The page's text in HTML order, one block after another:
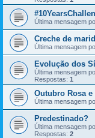
Última mensagem
Creche de
Última mensagem
Evolução dos
Última mensagem
Respostas: 1
Outubro Rosa
Última mensagem
Predestinado?
Última mensagem
Respostas: 2